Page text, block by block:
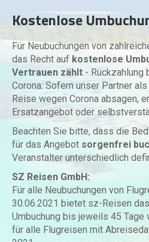
Kostenlose
Für Neubuchungen von
das Recht auf kostenlose
Vertrauen zählt - Rückzahlung
Corona: Sofern unser Partner
Reise wegen Corona absagen,
Ersatzangebot oder
Beachten Sie bitte, dass die
für das Angebot sorgenfrei
Veranstalter unterschiedlich
SZ Reisen GmbH:
Für alle Neubuchungen von
30.06.2021 bietet sz-Reisen
Umbuchung bis jeweils 45
für alle Flugreisen mit